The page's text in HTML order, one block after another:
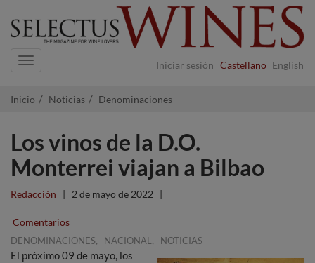
Iniciar sesión Castellano English
Navigation
Inicio Noticias Denominaciones
Los vinos de la D.O.
Monterrei viajan a Bilbao
Redacción | 2 de mayo de 2022 |
Comentarios
DENOMINACIONES, NACIONAL , NOTICIAS
El próximo 09 de mayo, los